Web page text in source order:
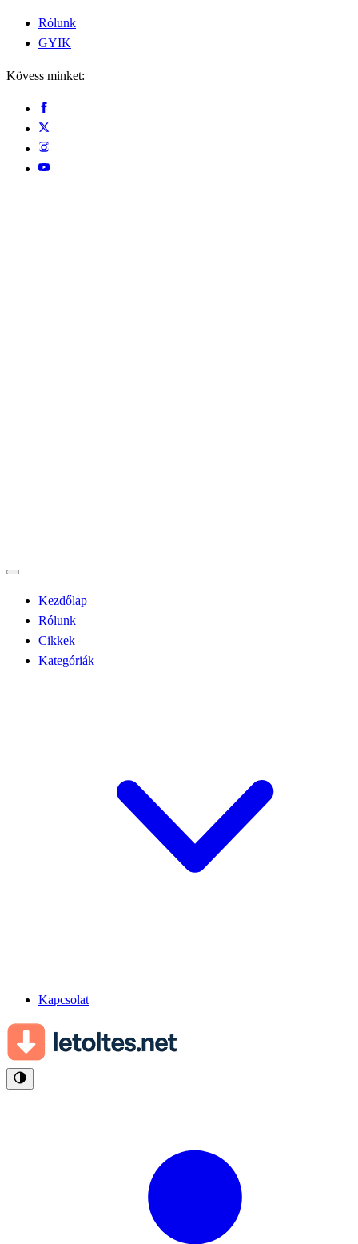
Rólunk
GYIK
Kövess minket:
Kezdőlap
Rólunk
Cikkek
Kategóriák
Kapcsolat